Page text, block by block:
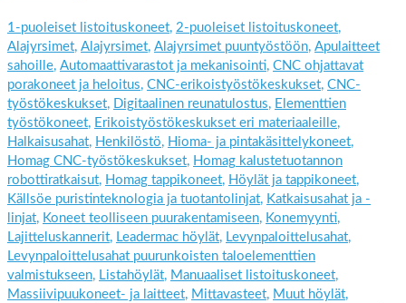
1-puoleiset listoituskoneet, 2-puoleiset listoituskoneet,
Alajyrsimet, Alajyrsimet, Alajyrsimet puuntyöstöön, Apulaitteet
sahoille, Automaattivarastot ja mekanisointi, CNC ohjattavat
porakoneet ja heloitus, CNC-erikoistyöstökeskukset, CNC-
työstökeskukset, Digitaalinen reunatulostus, Elementtien
työstökoneet, Erikoistyöstökeskukset eri materiaaleille,
Halkaisusahat, Henkilöstö, Hioma- ja pintakäsittelykoneet,
Homag CNC-työstökeskukset, Homag kalustetuotannon
robottiratkaisut, Homag tappikoneet, Höylät ja tappikoneet,
Källsöe puristinteknologia ja tuotantolinjat, Katkaisusahat ja -
linjat, Koneet teolliseen puurakentamiseen, Konemyynti,
Lajitteluskannerit, Leadermac höylät, Levynpaloittelusahat,
Levynpaloittelusahat puurunkoisten taloelementtien
valmistukseen, Listahöylät, Manuaaliset listoituskoneet,
Massiivipuukoneet- ja laitteet, Mittavasteet, Muut höylät,